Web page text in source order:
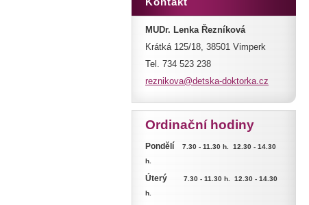
MUDr. Lenka Řezníková
Krátká 125/18, 38501 Vimperk
Tel. 734 523 238
reznikova@detska-doktorka.cz
Ordinační hodiny
Pondělí
7.30 - 11.30 h. 12.30 - 14.30
h.
Úterý
7.30 - 11.30 h. 12.30 - 14.30
h.